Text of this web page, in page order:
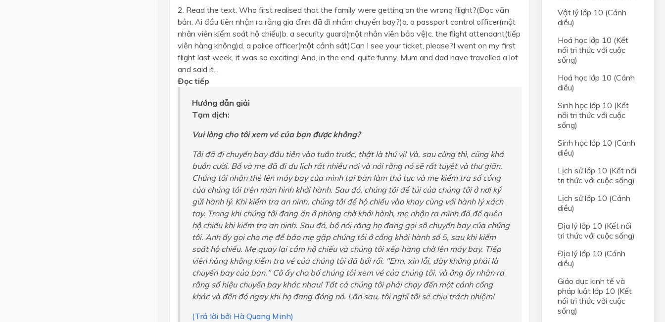
2. Read the text. Who first realised that the family were getting on the wrong flight?(Đọc văn
bản. Ai đầu tiên nhận ra rằng gia đình đã đi nhầm chuyến bay?)a. a passport control officer(một
nhân viên kiểm soát hộ chiếu)b. a security guard(một nhân viên bảo vệ)c. the flight attendant(tiếp
viên hàng không)d. a police officer(một cảnh sát)Can I see your ticket, please?I went on my first
flight last week, it was so exciting! And, in the end, quite funny. Mum and dad have travelled a lot
and said it...
Đọc tiếp
Hướng dẫn giải
Tạm dịch:
Vui lòng cho tôi xem vé của bạn được không?
Tôi đã đi chuyến bay đầu tiên vào tuần trước, thật là thú vị! Và, sau cùng thì, cũng khá
buồn cười. Bố và mẹ đã đi du lịch rất nhiều nơi và nói rằng nó sẽ rất tuyệt và thư giãn.
Chúng tôi nhận thẻ lên máy bay của mình tại bàn làm thủ tục và mẹ kiểm tra số cổng
của chúng tôi trên màn hình khởi hành. Sau đó, chúng tôi để túi của chúng tôi ở nơi ký
gửi hành lý. Khi kiểm tra an ninh, chúng tôi để hộ chiếu vào khay cùng với hành lý xách
tay. Trong khi chúng tôi đang ăn ở phòng chờ khởi hành, mẹ nhận ra mình đã để quên
hộ chiếu khi kiểm tra an ninh. Sau đó, bố nói rằng họ đang gọi số chuyến bay của chúng
tôi. Anh ấy gọi cho mẹ để bảo mẹ gặp chúng tôi ở cổng khởi hành số 5, sau khi kiểm
soát hộ chiếu. Mẹ quay lại cầm hộ chiếu và chúng tôi xếp hàng chờ lên máy bay. Tiếp
viên hàng không kiểm tra vé của chúng tôi đã bối rối. "Erm, xin lỗi, đây không phải là
chuyến bay của bạn." Cô ấy cho bố chúng tôi xem vé của chúng tôi, và ông ấy nhận ra
rằng số hiệu chuyến bay khác nhau! Tất cả chúng tôi phải chạy đến một cánh cổng
khác và đến đó ngay khi họ đang đóng nó. Lần sau, tôi nghĩ tôi sẽ chịu trách nhiệm!
(Trả lời bởi Hà Quang Minh)
Vật lý lớp 10 (Cánh
diều)
Hoá học lớp 10 (Kết
nối tri thức với cuộc
sống)
Hoá học lớp 10 (Cánh
diều)
Sinh học lớp 10 (Kết
nối tri thức với cuộc
sống)
Sinh học lớp 10 (Cánh
diều)
Lịch sử lớp 10 (Kết nối
tri thức với cuộc sống)
Lịch sử lớp 10 (Cánh
diều)
Địa lý lớp 10 (Kết nối
tri thức với cuộc sống)
Địa lý lớp 10 (Cánh
diều)
Giáo dục kinh tế và
pháp luật lớp 10 (Kết
nối tri thức với cuộc
sống)